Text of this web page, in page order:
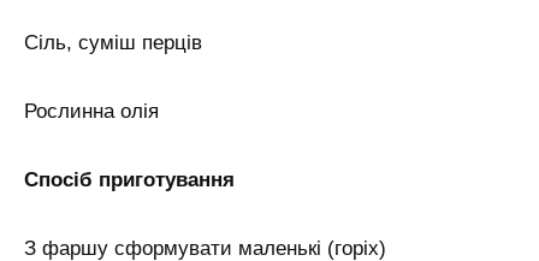
Сіль, суміш перців
Рослинна олія
Спосіб приготування
З фаршу сформувати маленькі (горіх)